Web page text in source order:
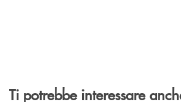
Ti potrebbe interessare